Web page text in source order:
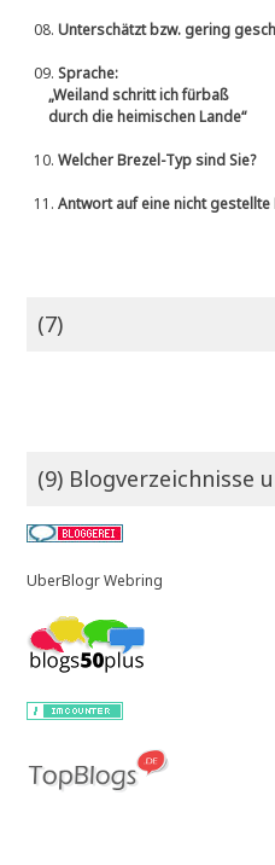
08.Unterschätzt bzw. gering
09.Sprache:
„Weiland schritt ich fürbaß
durch die heimischen Lande“
10.Welcher Brezel-Typ sind Sie?
11.Antwort auf eine nicht gestellte
(7)
(9) Blogverzeichnisse
UberBlogr Webring